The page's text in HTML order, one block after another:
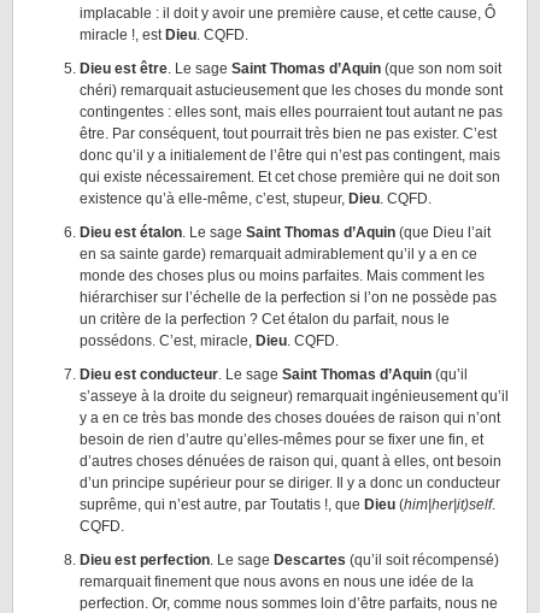
implacable : il doit y avoir une première cause, et cette cause, Ô
miracle !, est Dieu. CQFD.
Dieu est être. Le sage Saint Thomas d’Aquin (que son nom soit
chéri) remarquait astucieusement que les choses du monde sont
contingentes : elles sont, mais elles pourraient tout autant ne pas
être. Par conséquent, tout pourrait très bien ne pas exister. C’est
donc qu’il y a initialement de l’être qui n’est pas contingent, mais
qui existe nécessairement. Et cet chose première qui ne doit son
existence qu’à elle-même, c’est, stupeur, Dieu. CQFD.
Dieu est étalon. Le sage Saint Thomas d’Aquin (que Dieu l’ait
en sa sainte garde) remarquait admirablement qu’il y a en ce
monde des choses plus ou moins parfaites. Mais comment les
hiérarchiser sur l’échelle de la perfection si l’on ne possède pas
un critère de la perfection ? Cet étalon du parfait, nous le
possédons. C’est, miracle, Dieu. CQFD.
Dieu est conducteur. Le sage Saint Thomas d’Aquin (qu’il
s’asseye à la droite du seigneur) remarquait ingénieusement qu’il
y a en ce très bas monde des choses douées de raison qui n’ont
besoin de rien d’autre qu’elles-mêmes pour se fixer une fin, et
d’autres choses dénuées de raison qui, quant à elles, ont besoin
d’un principe supérieur pour se diriger. Il y a donc un conducteur
suprême, qui n’est autre, par Toutatis !, que Dieu (him|her|it)self.
CQFD.
Dieu est perfection. Le sage Descartes (qu’il soit récompensé)
remarquait finement que nous avons en nous une idée de la
perfection. Or, comme nous sommes loin d’être parfaits, nous ne